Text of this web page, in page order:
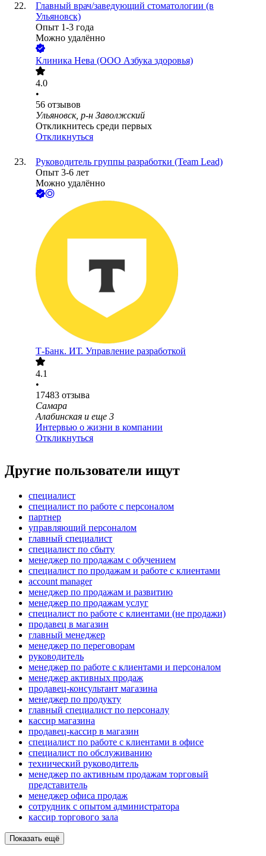
Главный врач/заведующий стоматологии (в
Ульяновск)
Опыт 1-3 года
Можно удалённо
Клиника Нева (ООО Азбука здоровья)
4.0
•
56 отзывов
Ульяновск, р-н Заволжский
Откликнитесь среди первых
Откликнуться
Руководитель группы разработки (Team Lead)
Опыт 3-6 лет
Можно удалённо
Т-Банк. ИТ. Управление разработкой
4.1
•
17483 отзыва
Самара
Алабинская и еще 3
Интервью о жизни в компании
Откликнуться
Другие пользователи ищут
специалист
специалист по работе с персоналом
партнер
управляющий персоналом
главный специалист
специалист по сбыту
менеджер по продажам с обучением
специалист по продажам и работе с клиентами
account manager
менеджер по продажам и развитию
менеджер по продажам услуг
специалист по работе с клиентами (не продажи)
продавец в магазин
главный менеджер
менеджер по переговорам
руководитель
менеджер по работе с клиентами и персоналом
менеджер активных продаж
продавец-консультант магазина
менеджер по продукту
главный специалист по персоналу
кассир магазина
продавец-кассир в магазин
специалист по работе с клиентами в офисе
специалист по обслуживанию
технический руководитель
менеджер по активным продажам торговый
представитель
менеджер офиса продаж
сотрудник с опытом администратора
кассир торгового зала
Показать ещё